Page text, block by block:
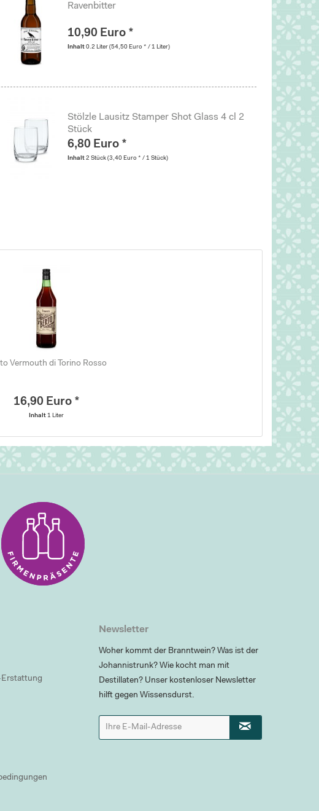
Ravenbitter
10,90 Euro *
Inhalt 0.2 Liter (54,50 Euro * / 1 Liter)
Stölzle Lausitz Stamper Shot Glass 4 cl 2
Stück
6,80 Euro *
Inhalt 2 Stück (3,40 Euro * / 1 Stück)
Vermouth di Torino Rosso
16,90 Euro *
Inhalt1 Liter
Erstattung
Newsletter
Woher kommt der Branntwein? Was ist der
Johannistrunk? Wie kocht man mit
Destillaten? Unser kostenloser Newsletter
hilft gegen Wissensdurst.